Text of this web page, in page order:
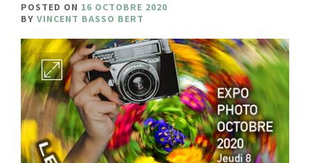
POSTED ON 16 OCTOBRE 2020
BY VINCENT BASSO BERT